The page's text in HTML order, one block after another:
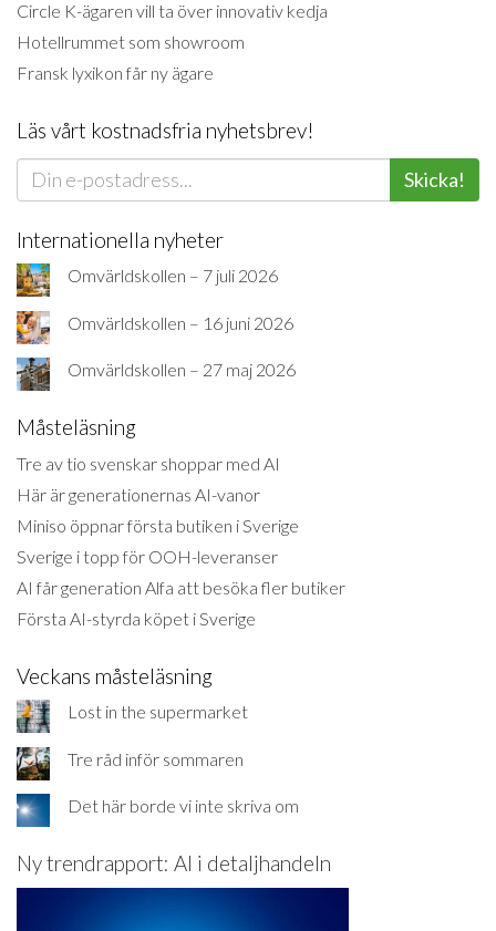
Circle K-ägaren vill ta över innovativ kedja
Hotellrummet som showroom
Fransk lyxikon får ny ägare
Läs vårt kostnadsfria nyhetsbrev!
Skicka!
Internationella nyheter
Omvärldskollen – 7 juli 2026
Omvärldskollen – 16 juni 2026
Omvärldskollen – 27 maj 2026
Måsteläsning
Tre av tio svenskar shoppar med AI
Här är generationernas AI-vanor
Miniso öppnar första butiken i Sverige
Sverige i topp för OOH-leveranser
AI får generation Alfa att besöka fler butiker
Första AI-styrda köpet i Sverige
Veckans måsteläsning
Lost in the supermarket
Tre råd inför sommaren
Det här borde vi inte skriva om
Ny trendrapport: AI i detaljhandeln